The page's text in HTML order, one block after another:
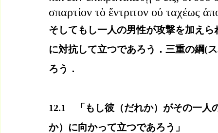
σπαρτίον τὸ ἔντριτον οὐ ταχέως
そしてもし一人の男性が攻撃を加え
に対抗して立つであろう．三重の綱(
ろう．
12.1　「もし彼（だれか）がその一
か）に向かって立つであろう」